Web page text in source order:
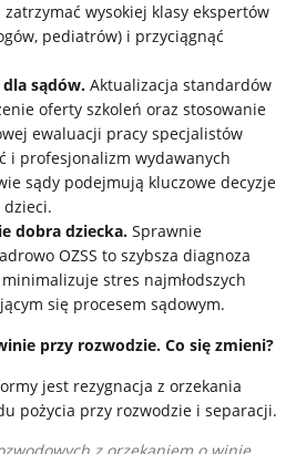
zatrzymać wysokiej klasy ekspertów
pediatrów) i przyciągnąć
dla sądów.Aktualizacja standardów
oferty szkoleń oraz stosowanie
ewaluacji pracy specjalistów
i profesjonalizm wydawanych
sądy podejmują kluczowe decyzje
dzieci.
dobra dziecka.Sprawnie
OZSS to szybsza diagnoza
stres najmłodszych
się procesem sądowym.
przy rozwodzie. Co się zmieni?
jest rezygnacja z orzekania
pożycia przy rozwodzie i separacji.